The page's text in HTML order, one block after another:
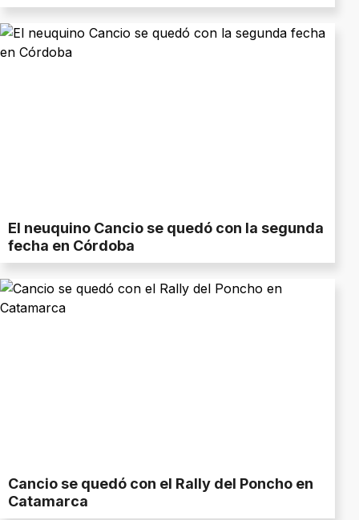
El neuquino Cancio se quedó con la segunda
fecha en Córdoba
Cancio se quedó con el Rally del Poncho en
Catamarca